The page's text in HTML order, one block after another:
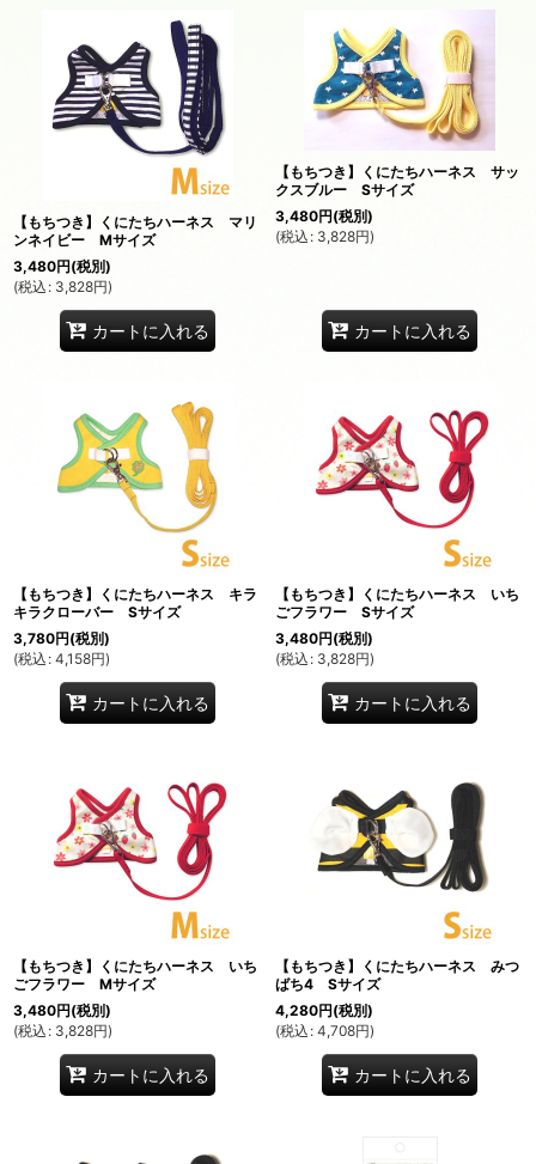
【もちつき】くにたちハーネス マリ
ンネイビー Mサイズ
3,480円(税別)
(税込 : 3,828円)
カートに入れる
【もちつき】くにたちハーネス サッ
クスブルー Sサイズ
3,480円(税別)
(税込 : 3,828円)
カートに入れる
【もちつき】くにたちハーネス キラ
キラクローバー Sサイズ
3,780円(税別)
(税込 : 4,158円)
カートに入れる
【もちつき】くにたちハーネス いち
ごフラワー Sサイズ
3,480円(税別)
(税込 : 3,828円)
カートに入れる
【もちつき】くにたちハーネス いち
ごフラワー Mサイズ
3,480円(税別)
(税込 : 3,828円)
カートに入れる
【もちつき】くにたちハーネス みつ
ばち4 Sサイズ
4,280円(税別)
(税込 : 4,708円)
カートに入れる